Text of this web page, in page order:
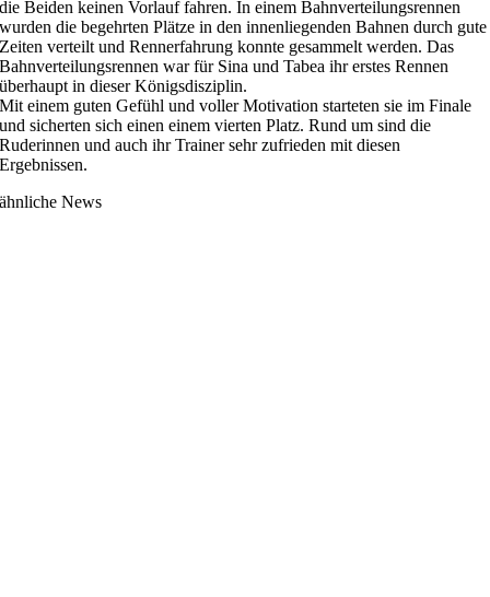
die Beiden keinen Vorlauf fahren. In einem Bahnverteilungsrennen
wurden die begehrten Plätze in den innenliegenden Bahnen durch gute
Zeiten verteilt und Rennerfahrung konnte gesammelt werden. Das
Bahnverteilungsrennen war für Sina und Tabea ihr erstes Rennen
überhaupt in dieser Königsdisziplin.
Mit einem guten Gefühl und voller Motivation starteten sie im Finale
und sicherten sich einen einem vierten Platz. Rund um sind die
Ruderinnen und auch ihr Trainer sehr zufrieden mit diesen
Ergebnissen.
ähnliche News